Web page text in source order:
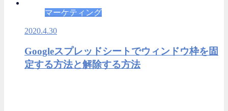
マーケティング
2020.4.30
Googleスプレッドシートでウィンドウ枠を固
定する方法と解除する方法